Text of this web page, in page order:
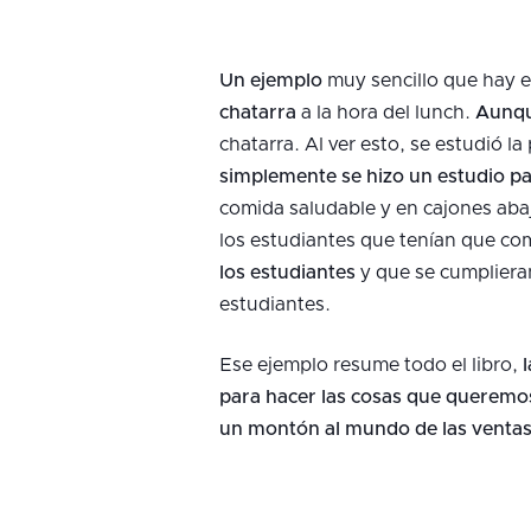
Un ejemplomuy sencillo que hay
chatarra a la hora del lunch.
chatarra. Al ver esto, se estudió
simplemente se hizo un estudio
comida saludable y en cajones
los estudiantes que tenían que
los estudiantes y que se
estudiantes.
Ese ejemplo resume todo el libro,
para hacer las cosas que
un montón al mundo de las